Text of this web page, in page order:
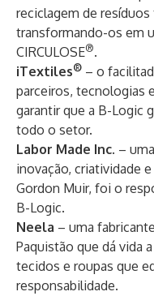
reciclagem de
transformando-os em
CIRCULOSE®.
iTextiles® – o
parceiros, tecnologias
garantir que a B-Logic
todo o setor.
Labor Made Inc. –
inovação, criatividade
Gordon Muir, foi o
B-Logic.
Neela – uma
Paquistão que dá vida
tecidos e roupas que
responsabilidade.